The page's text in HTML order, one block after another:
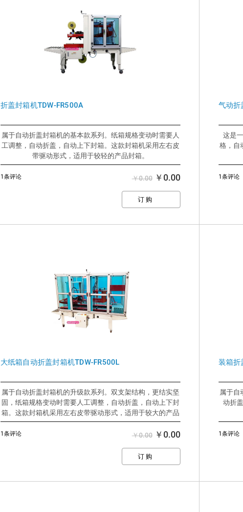
折盖封箱机TDW-FR500A
属于自动折盖封箱机的基本款系列。纸箱规格变动时需要人
工调整，自动折盖，自动上下封箱。这款封箱机采用左右皮
带驱动形式，适用于较轻的产品封箱。
好处：
>比手动封箱效果更好，速度更快￥0.00￥0.00
1条评论
气动折
这是
格，自
1条评论
大纸箱自动折盖封箱机TDW-FR500L
属于自动折盖封箱机的升级款系列。双支架结构，更结实坚
固，纸箱规格变动时需要人工调整，自动折盖，自动上下封
箱。这款封箱机采用左右皮带驱动形式，适用于较大的产品
封箱。
>用机器更节省胶带成本
￥0.00￥0.00
1条评论
装箱折
属于自
动折
1条评论